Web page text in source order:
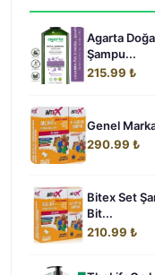
Agarta
Şampu...
215.99 ₺
Genel
290.99 ₺
Bitex Set
Bit...
210.99 ₺